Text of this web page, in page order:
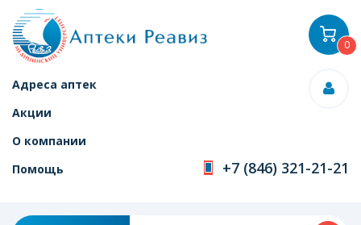
Адреса аптек
Акции
О компании
Помощь
+7 (846) 321-21-21
0